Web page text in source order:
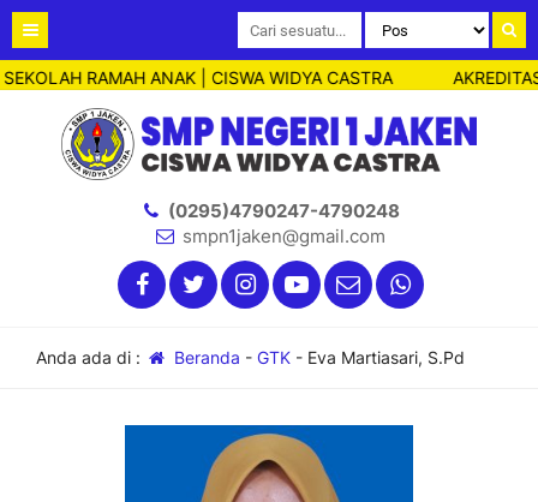
RAMAH ANAK | CISWA WIDYA CASTRA
(0295)4790247-4790248
smpn1jaken@gmail.com
Anda ada di : Beranda - GTK- Eva Martiasari, S.Pd